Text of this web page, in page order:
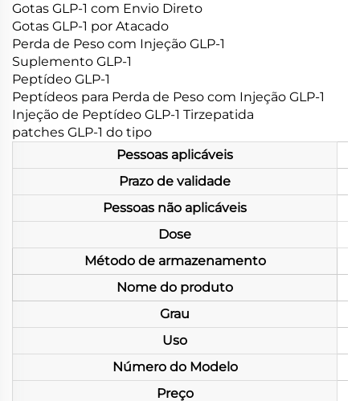
Gotas GLP-1 com Envio Direto
Gotas GLP-1 por Atacado
Perda de Peso com Injeção GLP-1
Suplemento GLP-1
Peptídeo GLP-1
Peptídeos para Perda de Peso com Injeção GLP-1
Injeção de Peptídeo GLP-1 Tirzepatida
patches GLP-1 do tipo
Pessoas aplicáveis
Prazo de validade
Pessoas não aplicáveis
Dose
Método de armazenamento
Nome do produto
Grau
Uso
Número do Modelo
Preço